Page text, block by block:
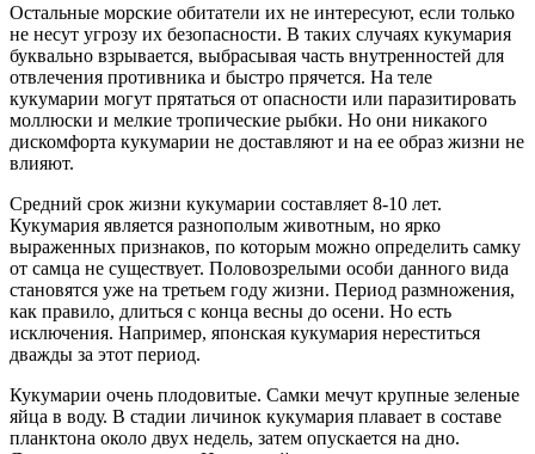
Остальные морские обитатели их не интересуют, если только
не несут угрозу их безопасности. В таких случаях кукумария
буквально взрывается, выбрасывая часть внутренностей для
отвлечения противника и быстро прячется. На теле
кукумарии могут прятаться от опасности или паразитировать
моллюски и мелкие тропические рыбки. Но они никакого
дискомфорта кукумарии не доставляют и на ее образ жизни не
влияют.
Средний срок жизни кукумарии составляет 8-10 лет.
Кукумария является разнополым животным, но ярко
выраженных признаков, по которым можно определить самку
от самца не существует. Половозрелыми особи данного вида
становятся уже на третьем году жизни. Период размножения,
как правило, длиться с конца весны до осени. Но есть
исключения. Например, японская кукумария нереститься
дважды за этот период.
Кукумарии очень плодовитые. Самки мечут крупные зеленые
яйца в воду. В стадии личинок кукумария плавает в составе
планктона около двух недель, затем опускается на дно.